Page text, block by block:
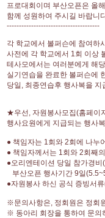
프로대회이며 부산오픈은 올
함께 성원하여 주시길 바랍니
--------------------------------------
각 학교에서 볼퍼슨에 참여하
사전에 각 학교에서 1회 이상
테사모에서는 여러분에게 해
실기연습을 완료한 볼퍼슨에
당일, 최종연습후 행사복을
★우선, 자원봉사모집(홈페이
행사요원에게 지급되는 행사
● 책임자는 1회와 2회에 나누
● 책임자께서는 1회와 2회째
●오리엔테이션 당일 참가경
부산오픈 행사기간 9일
●자원봉사 하신 공식 증빙서
※문의사항은, 정회원은 정회
※ 동아리 회장을 통하여 문의